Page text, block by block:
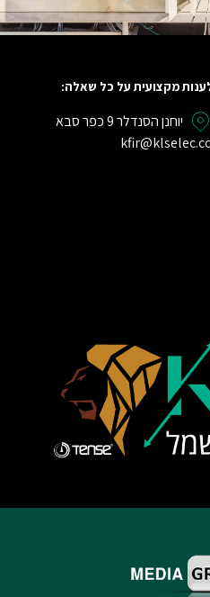
מקצועית על כל שאלה:
יוחנן הסנדלר 9 כפר סבא